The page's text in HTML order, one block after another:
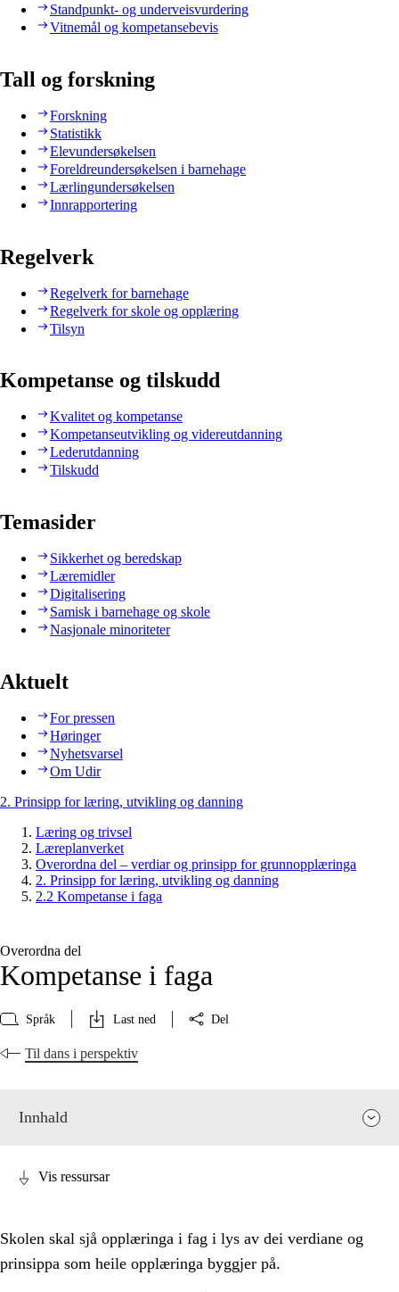
Standpunkt- og underveisvurdering
Vitnemål og kompetansebevis
Tall og forskning
Forskning
Statistikk
Elevundersøkelsen
Foreldreundersøkelsen i barnehage
Lærlingundersøkelsen
Innrapportering
Regelverk
Regelverk for barnehage
Regelverk for skole og opplæring
Tilsyn
Kompetanse og tilskudd
Kvalitet og kompetanse
Kompetanseutvikling og videreutdanning
Lederutdanning
Tilskudd
Temasider
Sikkerhet og beredskap
Læremidler
Digitalisering
Samisk i barnehage og skole
Nasjonale minoriteter
Aktuelt
For pressen
Høringer
Nyhetsvarsel
Om Udir
2. Prinsipp for læring, utvikling og danning
Læring og trivsel
Læreplanverket
Overordna del – verdiar og prinsipp for grunnopplæringa
2. Prinsipp for læring, utvikling og danning
2.2 Kompetanse i faga
Overordna del
Kompetanse i faga
Språk Last ned Del
Til dans i perspektiv
Innhald
Vis ressursar
Skolen skal sjå opplæringa i fag i lys av dei verdiane og
prinsippa som heile opplæringa byggjer på.